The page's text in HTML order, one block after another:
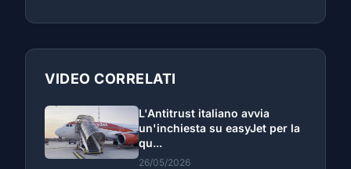
VIDEO CORRELATI
L'Antitrust italiano avvia
un'inchiesta su easyJet per la
qu...
26/05/2026